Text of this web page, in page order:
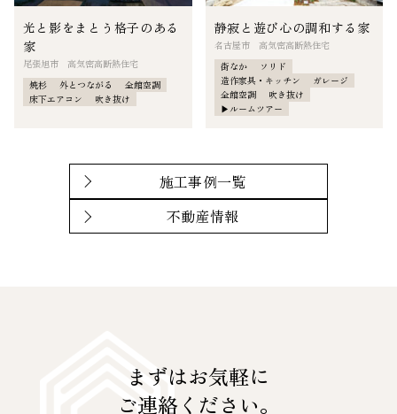
光と影をまとう格子のある
家
尾張旭市 高気密高断熱住宅
焼杉
外とつながる
全館空調
床下エアコン
吹き抜け
静寂と遊び心の調和する家
名古屋市 高気密高断熱住宅
街なか
ソリド
造作家具・キッチン
ガレージ
全館空調
吹き抜け
▶︎ルームツアー
施工事例一覧
不動産情報
まずはお気軽に
ご連絡ください。